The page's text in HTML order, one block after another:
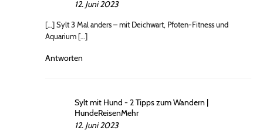
12. Juni 2023
[…] Sylt 3 Mal anders – mit Deichwart, Pfoten-Fitness und
Aquarium […]
Antworten
Sylt mit Hund - 2 Tipps zum Wandern |
HundeReisenMehr
12. Juni 2023